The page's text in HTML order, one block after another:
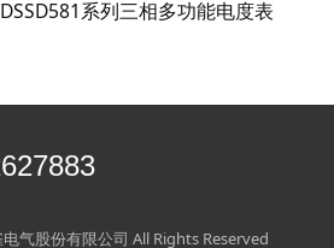
系列三相多功能电度表
气股份有限公司 All Rights Reserved